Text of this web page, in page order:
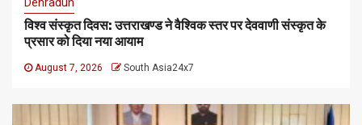
विश्व संस्कृत दिवस: उत्तराखण्ड ने वैश्विक स्तर पर देववाणी संस्कृत के
प्रसार को दिया नया आयाम
August 7, 2026 South Asia24x7